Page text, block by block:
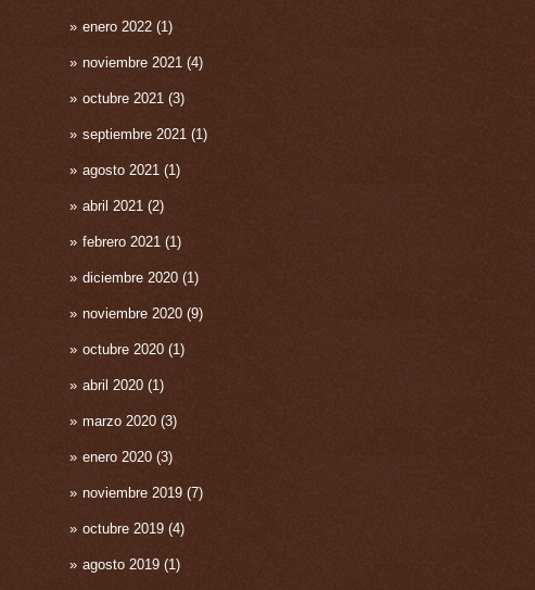
enero 2022 (1)
noviembre 2021 (4)
octubre 2021 (3)
septiembre 2021 (1)
agosto 2021 (1)
abril 2021 (2)
febrero 2021 (1)
diciembre 2020 (1)
noviembre 2020 (9)
octubre 2020 (1)
abril 2020 (1)
marzo 2020 (3)
enero 2020 (3)
noviembre 2019 (7)
octubre 2019 (4)
agosto 2019 (1)